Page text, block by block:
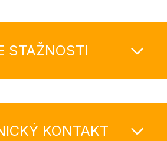
STAŽNOSTI
KONTAKT